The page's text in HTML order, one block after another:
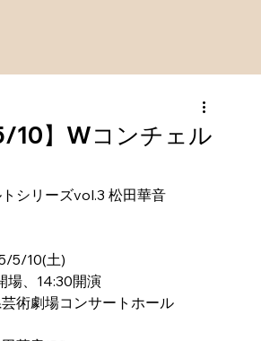
10】Wコンチェル
シリーズvol.3 松田華音
5/10(土)
場、14:30開演
術劇場コンサートホール